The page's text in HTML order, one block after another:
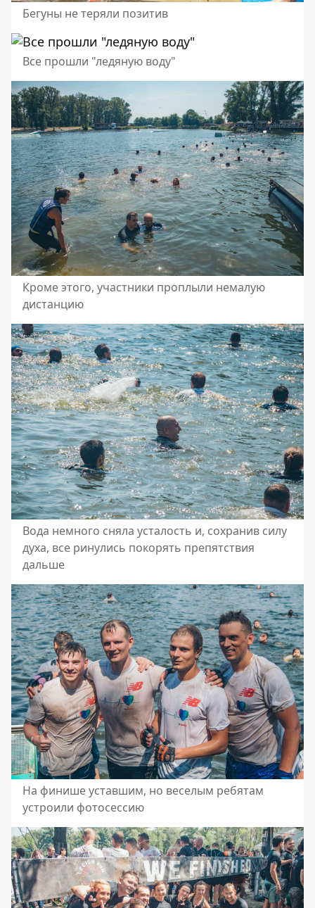
Бегуны не теряли позитив
Все прошли "ледяную воду"
Кроме этого, участники проплыли немалую
дистанцию
Вода немного сняла усталость и, сохранив силу
духа, все ринулись покорять препятствия
дальше
На финише уставшим, но веселым ребятам
устроили фотосессию